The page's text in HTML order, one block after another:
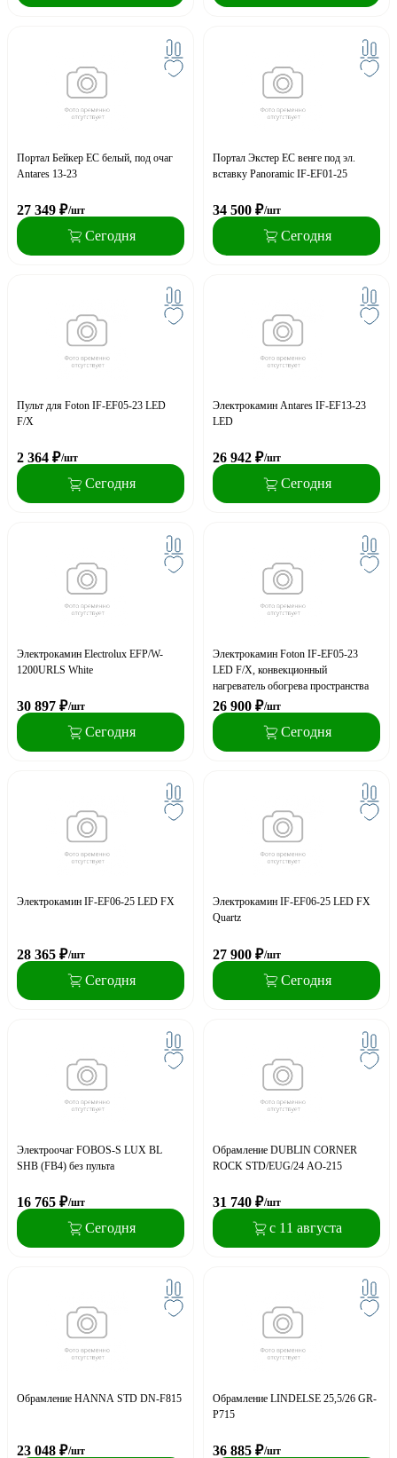
Портал Бейкер ЕС белый, под очаг
Antares 13-23
27 349 ₽/шт
Сегодня
Портал Экстер ЕС венге под эл.
вставку Panoramic IF-EF01-25
34 500 ₽/шт
Сегодня
Пульт для Foton IF-EF05-23 LED
F/X
2 364 ₽/шт
Сегодня
Электрокамин Antares IF-EF13-23
LED
26 942 ₽/шт
Сегодня
Электрокамин Electrolux EFP/W-
1200URLS White
30 897 ₽/шт
Сегодня
Электрокамин Foton IF-EF05-23
LED F/X, конвекционный
нагреватель обогрева пространства
26 900 ₽/шт
Сегодня
Электрокамин IF-EF06-25 LED FX
28 365 ₽/шт
Сегодня
Электрокамин IF-EF06-25 LED FX
Quartz
27 900 ₽/шт
Сегодня
Электроочаг FOBOS-S LUX BL
SHB (FB4) без пульта
16 765 ₽/шт
Сегодня
Обрамление DUBLIN CORNER
ROCK STD/EUG/24 AO-215
31 740 ₽/шт
с 11 августа
Обрамление HANNA STD DN-F815
23 048 ₽/шт
Обрамление LINDELSE 25,5/26 GR-
P715
36 885 ₽/шт